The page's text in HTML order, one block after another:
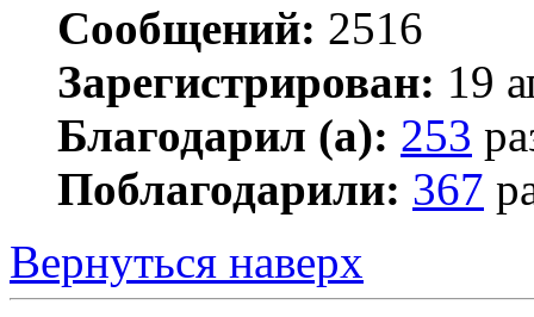
Сообщений: 2516
Зарегистрирован: 19
Благодарил (а): 253
Поблагодарили: 367
Вернуться наверх